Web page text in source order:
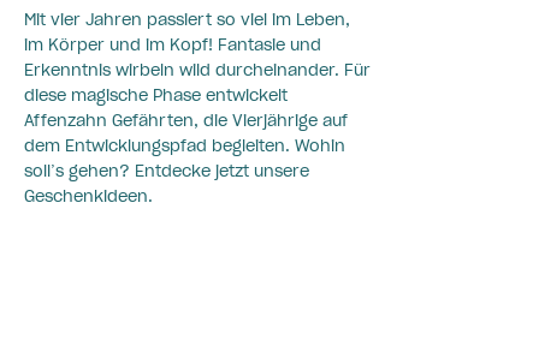
Mit vier Jahren passiert so viel im Leben,
im Körper und im Kopf! Fantasie und
Erkenntnis wirbeln wild durcheinander. Für
diese magische Phase entwickelt
Affenzahn Gefährten, die Vierjährige auf
dem Entwicklungspfad begleiten. Wohin
soll’s gehen? Entdecke jetzt unsere
Geschenkideen.